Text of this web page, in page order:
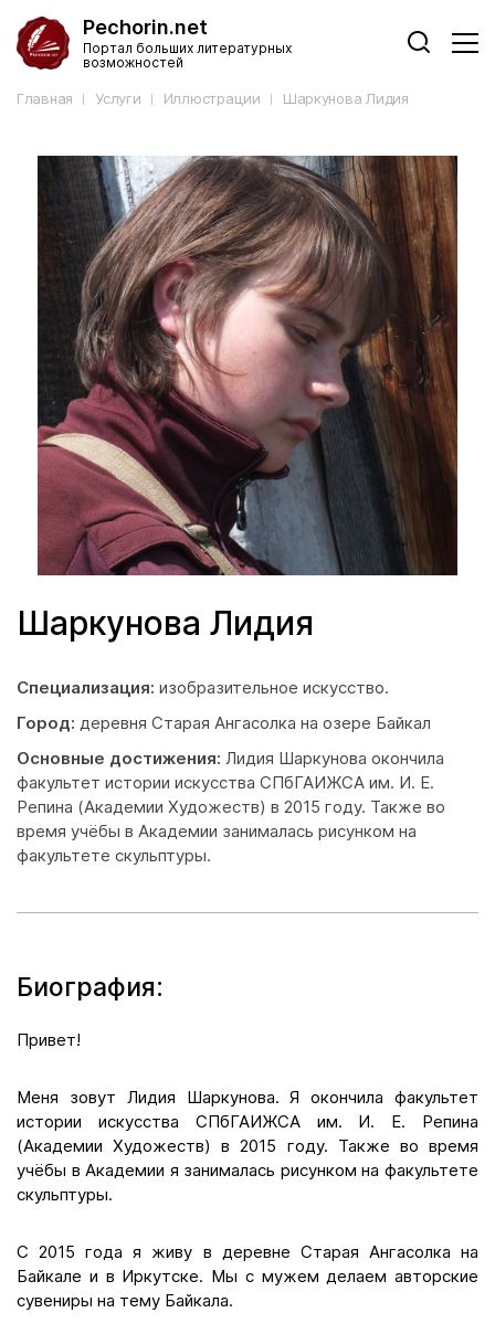
Pechorin.net
Портал больших литературных
возможностей
Главная Услуги Иллюстрации Шаркунова Лидия
Шаркунова Лидия
Специализация: изобразительное искусство.
Город: деревня Старая Ангасолка на озере Байкал
Основные достижения: Лидия Шаркунова окончила
факультет истории искусства СПбГАИЖСА им. И. Е.
Репина (Академии Художеств) в 2015 году. Также во
время учёбы в Академии занималась рисунком на
факультете скульптуры.
Биография:
Привет!
Меня зовут Лидия Шаркунова. Я окончила факультет
истории искусства СПбГАИЖСА им. И. Е. Репина
(Академии Художеств) в 2015 году. Также во время
учёбы в Академии я занималась рисунком на факультете
скульптуры.
С 2015 года я живу в деревне Старая Ангасолка на
Байкале и в Иркутске. Мы с мужем делаем авторские
сувениры на тему Байкала.